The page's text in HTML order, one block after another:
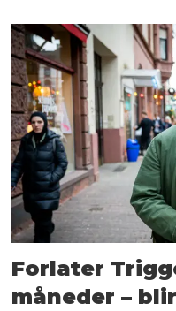
Forlater
måneder – blir